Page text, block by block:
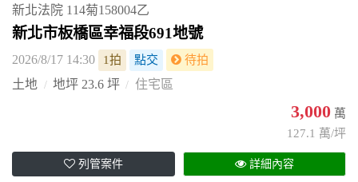
新北法院 114菊158004乙
新北市板橋區幸福段691地號
2026/8/17 14:30 1拍 點交 待拍
土地 地坪 23.6 坪 住宅區
3,000 萬
127.1 萬/坪
列管案件 詳細內容